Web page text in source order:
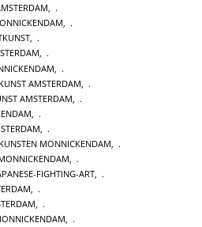
,
,
,
,
AMSTERDAM
AMSTERDAM
MONNICKENDAM
FIGHTING-ART
,
,
,